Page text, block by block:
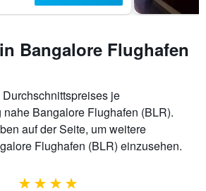
Bangalore Flughafen
je
Bangalore Flughafen (BLR).
auf der Seite, um weitere
Flughafen (BLR) einzusehen.
4 Sterne